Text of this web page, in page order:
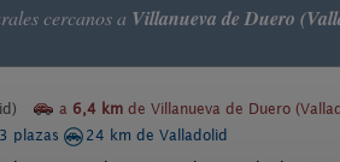
cercanos a Villanueva de Duero
a 6,4 km de Villanueva de Duero
plazas
24 km de Valladolid